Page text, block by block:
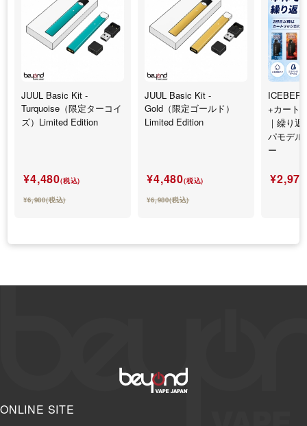
JUUL Basic Kit -
Turquoise（限定ターコイ
ズ）Limited Edition
¥4,480(税込)
¥6,980(税込)
JUUL Basic Kit -
Gold（限定ゴールド）
Limited Edition
¥4,480(税込)
¥6,980(税込)
+カート
｜繰り
パモデル
ー
¥2,970
ONLINE SITE